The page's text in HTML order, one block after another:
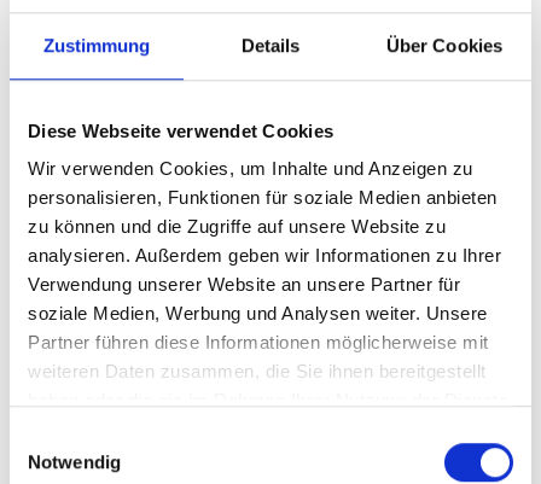
Zustimmung Details Über Cookies
Diese Webseite verwendet Cookies
Wir verwenden Cookies, um Inhalte und Anzeigen zu
personalisieren, Funktionen für soziale Medien anbieten
zu können und die Zugriffe auf unsere Website zu
analysieren. Außerdem geben wir Informationen zu Ihrer
Verwendung unserer Website an unsere Partner für
soziale Medien, Werbung und Analysen weiter. Unsere
Partner führen diese Informationen möglicherweise mit
weiteren Daten zusammen, die Sie ihnen bereitgestellt
Notwendig
E-Mail: marco.thos@preucon.de
Plattform der EU-Kommission zur Online-
Wir sind zur Teilnahme an einem
Streitbeilegungsverfahren vor einer
Verbraucherschlichtungsstelle weder
verpflichtet noch bereit.